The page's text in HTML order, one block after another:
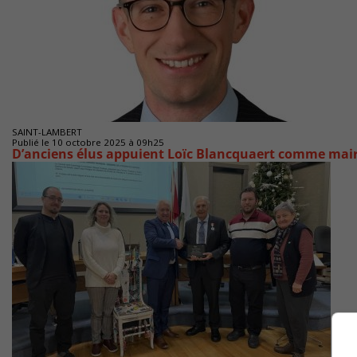
SAINT-LAMBERT
Publié le 10 octobre 2025 à 09h25
D’anciens élus appuient Loïc Blancquaert comme